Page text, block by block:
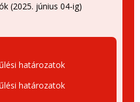
(2025. június 04-ig)
határozatok
határozatok